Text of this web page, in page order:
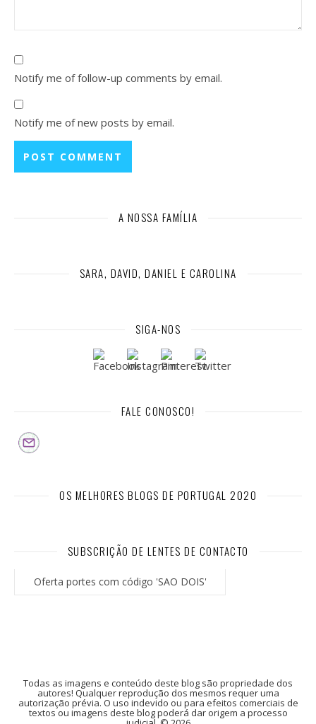
Notify me of follow-up comments by email.
Notify me of new posts by email.
A NOSSA FAMÍLIA
SARA, DAVID, DANIEL E CAROLINA
SIGA-NOS
FALE CONOSCO!
OS MELHORES BLOGS DE PORTUGAL 2020
SUBSCRIÇÃO DE LENTES DE CONTACTO
Oferta portes com código 'SAO DOIS'
Todas as imagens e conteúdo deste blog são propriedade dos
autores! Qualquer reprodução dos mesmos requer uma
autorização prévia. O uso indevido ou para efeitos comerciais de
textos ou imagens deste blog poderá dar origem a processo